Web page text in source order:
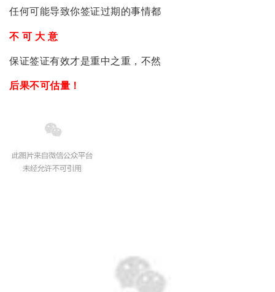
任何可能导致你签证过期的事情都
不 可 大 意
保证签证有效才是重中之重，不然
后果不可估量！